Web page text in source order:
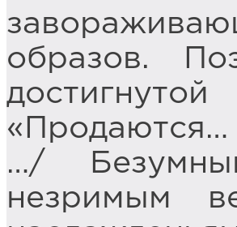
образов.
…/
незримым